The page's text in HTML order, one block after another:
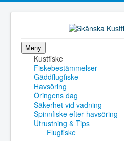
Meny
Kustfiske
Fiskebestämmelser
Gäddflugfiske
Havsöring
Öringens dag
Säkerhet vid vadning
Spinnfiske efter havsöring
Utrustning & Tips
Flugfiske